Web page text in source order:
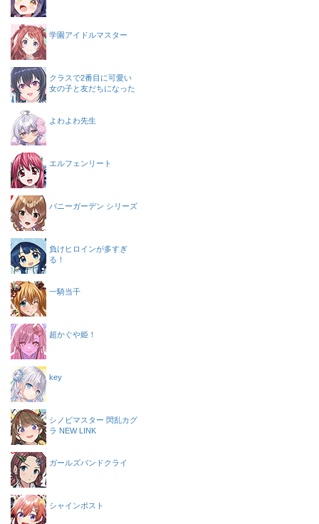
学園アイドルマスター
クラスで2番目に可愛い
女の子と友だちになった
よわよわ先生
エルフェンリート
バニーガーデン シリーズ
負けヒロインが多すぎ
る！
一騎当千
超かぐや姫！
key
シノビマスター 閃乱カグ
ラ NEW LINK
ガールズバンドクライ
シャインポスト